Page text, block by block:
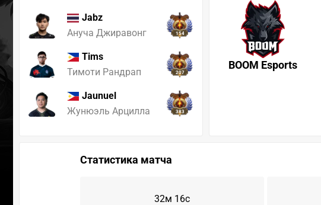
Jabz
Ануча Джиравонг
154
Tims
Тимоти Рандрап
207
Jaunuel
Жунюэль Арцилла
383
BOOM Esports
Статистика матча
32м 16с